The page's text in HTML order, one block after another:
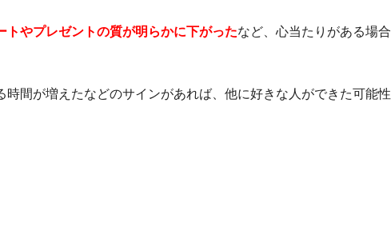
トやプレゼントの質が明らかに下がったなど、心当たりがある場合
間が増えたなどのサインがあれば、他に好きな人ができた可能性